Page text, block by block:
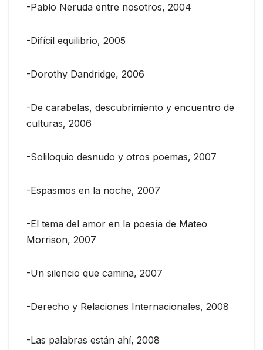
-Pablo Neruda entre nosotros, 2004
-Difícil equilibrio, 2005
-Dorothy Dandridge, 2006
-De carabelas, descubrimiento y encuentro de
culturas, 2006
-Soliloquio desnudo y otros poemas, 2007
-Espasmos en la noche, 2007
-El tema del amor en la poesía de Mateo
Morrison, 2007
-Un silencio que camina, 2007
-Derecho y Relaciones Internacionales, 2008
-Las palabras están ahí, 2008